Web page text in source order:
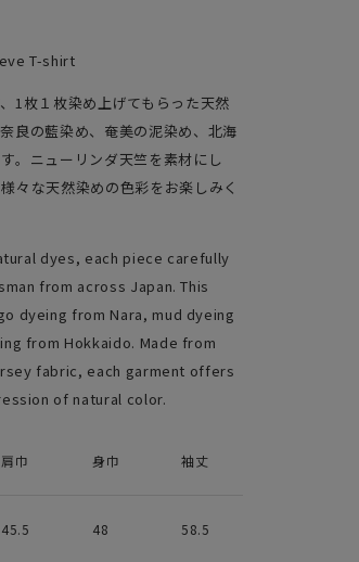
T-shirt
1枚１枚染め上げてもらった天然
良の藍染め、奄美の泥染め、北海
。ニューリンダ天竺を素材にし
々な天然染めの色彩をお楽しみく
dyes, each piece carefully
from across Japan. This
dyeing from Nara, mud dyeing
from Hokkaido. Made from
fabric, each garment offers
of natural color.
肩巾 身巾 袖丈
45.5 48 58.5